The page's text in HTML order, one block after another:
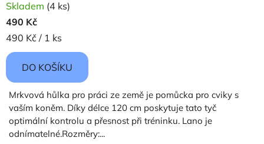
o
v
k
o
n
í
Skladem (4 ks)
490 Kč
Měrná
cena:
490 Kč / 1 ks
DO KOŠÍKU
Mrkvová hůlka pro práci ze země je pomůcka pro cviky s
vaším koněm. Díky délce 120 cm poskytuje tato tyč
optimální kontrolu a přesnost při tréninku. Lano je
odnímatelné.Rozměry:...